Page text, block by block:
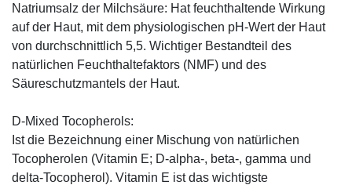
Natriumsalz der Milchsäure: Hat feuchthaltende Wirkung
auf der Haut, mit dem physiologischen pH-Wert der Haut
von durchschnittlich 5,5. Wichtiger Bestandteil des
natürlichen Feuchthaltefaktors (NMF) und des
Säureschutzmantels der Haut.
D-Mixed Tocopherols:
Ist die Bezeichnung einer Mischung von natürlichen
Tocopherolen (Vitamin E; D-alpha-, beta-, gamma und
delta-Tocopherol). Vitamin E ist das wichtigste